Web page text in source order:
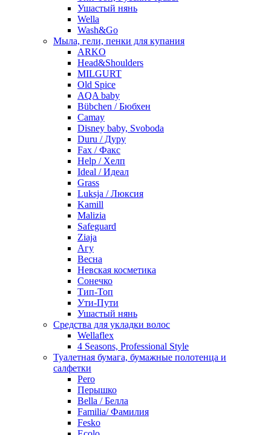
Ушастый нянь
Wella
Wash&Go
Мыла, гели, пенки для купания
ARKO
Head&Shoulders
MILGURT
Old Spice
AQA baby
Bübchen / Бюбхен
Camay
Disney baby, Svoboda
Duru / Дуру
Fax / Факс
Help / Хелп
Ideal / Идеал
Grass
Luksja / Люксия
Kamill
Malizia
Safeguard
Ziaja
Агу
Весна
Невская косметика
Сонечко
Тип-Топ
Ути-Пути
Ушастый нянь
Средства для укладки волос
Wellaflex
4 Seasons, Professional Style
Туалетная бумага, бумажные полотенца и
салфетки
Pero
Перышко
Bella / Белла
Familia/ Фамилия
Fesko